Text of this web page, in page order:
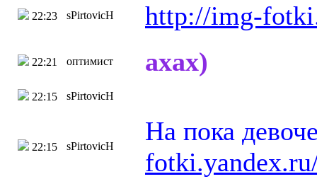
22:23 sPirtovicH http://img-
22:21 оптимист ахах)
22:15 sPirtovicH
22:15 sPirtovicH
На пока